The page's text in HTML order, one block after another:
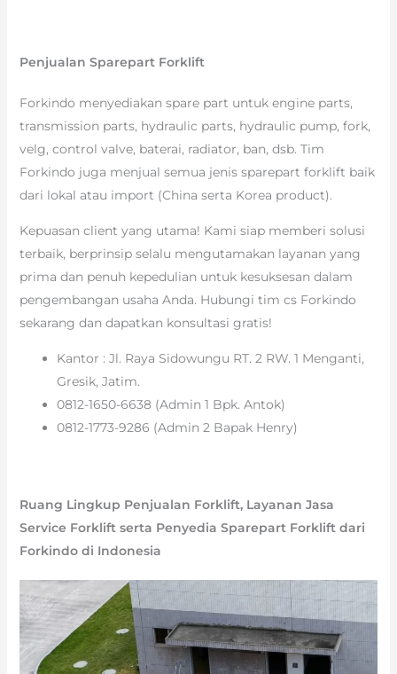
Penjualan Sparepart Forklift
Forkindo menyediakan spare part untuk engine parts,
transmission parts, hydraulic parts, hydraulic pump, fork,
velg, control valve, baterai, radiator, ban, dsb. Tim
Forkindo juga menjual semua jenis sparepart forklift baik
dari lokal atau import (China serta Korea product).
Kepuasan client yang utama! Kami siap memberi solusi
terbaik, berprinsip selalu mengutamakan layanan yang
prima dan penuh kepedulian untuk kesuksesan dalam
pengembangan usaha Anda. Hubungi tim cs Forkindo
sekarang dan dapatkan konsultasi gratis!
Kantor : Jl. Raya Sidowungu RT. 2 RW. 1 Menganti,
Gresik, Jatim.
0812-1650-6638 (Admin 1 Bpk. Antok)
0812-1773-9286 (Admin 2 Bapak Henry)
Ruang Lingkup Penjualan Forklift, Layanan Jasa
Service Forklift serta Penyedia Sparepart Forklift dari
Forkindo di Indonesia